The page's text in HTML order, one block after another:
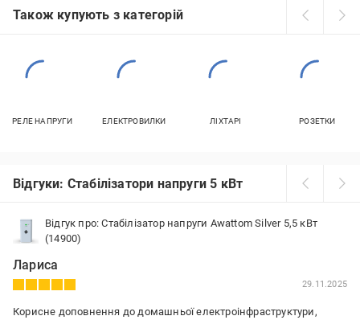
Також купують з категорій
РЕЛЕ НАПРУГИ ЕЛЕКТРОВИЛКИ ЛІХТАРІ РОЗЕТКИ
Відгуки: Стабілізатори напруги 5 кВт
Відгук про: Стабілізатор напруги Awattom Silver 5,5 кВт
(14900)
Лариса
29.11.2025
Корисне доповнення до домашньої електроінфраструктури,